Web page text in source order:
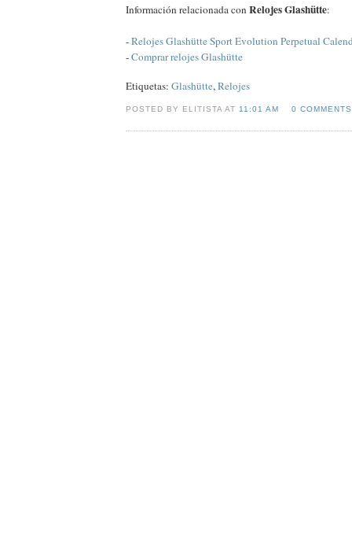
Información relacionada con Relojes Glashütte:
-Relojes Glashütte Sport Evolution Perpetual
-Comprar relojes Glashütte
Etiquetas: Glashütte,Relojes
POSTED BY ELITISTA AT11:01 AM 0 COMMENTS